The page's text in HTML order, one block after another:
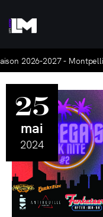
2026-2027 -
Let's Motiv
gratuit, qui
et ses
Agenda
Hors-série
Articles
La base
25
mai
2024